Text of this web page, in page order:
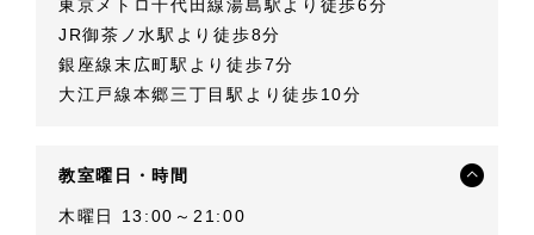
東京メトロ千代田線湯島駅より徒歩6分
JR御茶ノ水駅より徒歩8分
銀座線末広町駅より徒歩7分
大江戸線本郷三丁目駅より徒歩10分
教室曜日・時間
木曜日 13:00～21:00